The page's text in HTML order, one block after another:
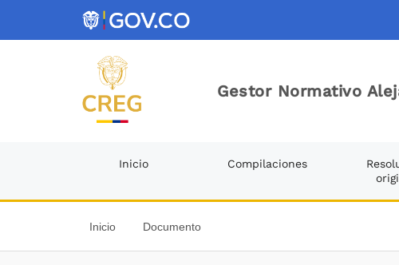
Gestor Normativo
Inicio Compilaciones
Inicio Documento